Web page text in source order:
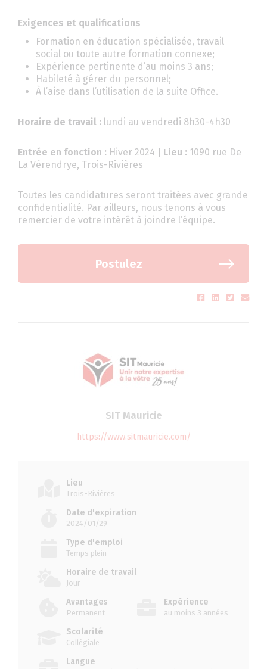
Exigences et qualifications
Formation en éducation spécialisée, travail
social ou toute autre formation connexe;
Expérience pertinente d’au moins 3 ans;
Habileté à gérer du personnel;
À l’aise dans l’utilisation de la suite Office.
Horaire de travail : lundi au vendredi 8h30-4h30
Entrée en fonction : Hiver 2024 | Lieu : 1090 rue De
La Vérendrye, Trois-Rivières
Toutes les candidatures seront traitées avec grande
confidentialité. Par ailleurs, nous tenons à vous
remercier de votre intérêt à joindre l’équipe.
Postulez
SIT Mauricie
https://www.sitmauricie.com/
Lieu
Trois-Rivières
Date d'expiration
2024/01/29
Type d'emploi
Temps plein
Horaire de travail
Jour
Avantages
Permanent
Expérience
au moins 3 années
Scolarité
Collégiale
Langue